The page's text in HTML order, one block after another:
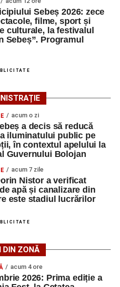
toate locurile de muncă
oficială ANOFM,
secțiunea„Persoane fizice
. De asemenea, informații
sediul AJOFM Alba sau de la
aparține persoana aflată în
Alba include, pe lângă
din Săsciori, și datele de
precum numere de telefon și
ca persoanele interesate să
condițiile de angajare,
de recrutare.
completă a locurilor de
Săsciori la data de 4
și datele de contact ale
LMV
TELEFON/E-
LA
1 0752826367
Sebeș 2026: zece
filme, sport și
culturale, la festivalul
Sebeș”. Programul
acum o zi
a decis să reducă
iluminatului public pe
în contextul apelului la
Guvernului Bolojan
acum 7 zile
Nistor a verificat
apă și canalizare din
este stadiul lucrărilor
DIN ZONĂ
acum 4 ore
2026: Prima ediție a